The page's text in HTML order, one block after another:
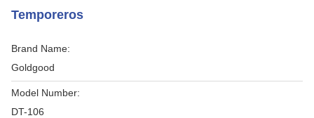
Temporeros
Brand Name:
Goldgood
Model Number:
DT-106